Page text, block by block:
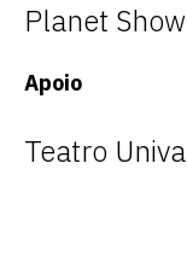
Planet
Apoio
Teatro